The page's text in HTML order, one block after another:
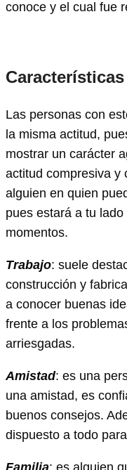
conoce y el cual fue
Las personas con
la misma actitud,
mostrar un carácter
actitud compresiva y
alguien en quien
pues estará a tu
momentos.
Trabajo: suele
construcción y
a conocer buenas
frente a los
arriesgadas.
Amistad: es una
una amistad, es
buenos consejos.
dispuesto a todo